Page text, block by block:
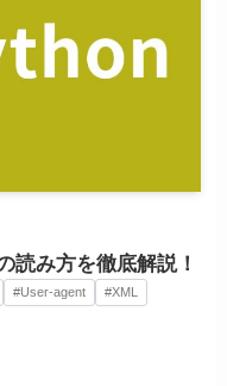
読み方を徹底解説！
#User-agent
#XML